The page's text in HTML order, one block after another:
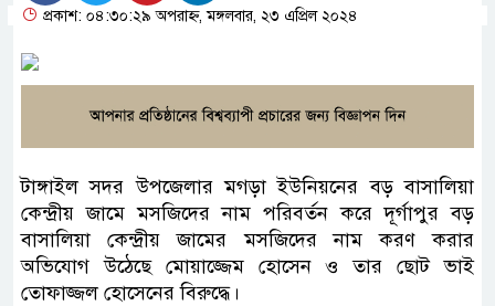
প্রকাশ: ০৪:৩০:২৯ অপরাহ্ন, মঙ্গলবার, ২৩ এপ্রিল ২০২৪
টাঙ্গাইল সদর উপজেলার মগড়া ইউনিয়নের বড় বাসালিয়া
কেন্দ্রীয় জামে মসজিদের নাম পরিবর্তন করে দূর্গাপুর বড়
বাসালিয়া কেন্দ্রীয় জামের মসজিদের নাম করণ করার
অভিযোগ উঠেছে মোয়াজ্জেম হোসেন ও তার ছোট ভাই
তোফাজ্জল হোসেনের বিরুদ্ধে।